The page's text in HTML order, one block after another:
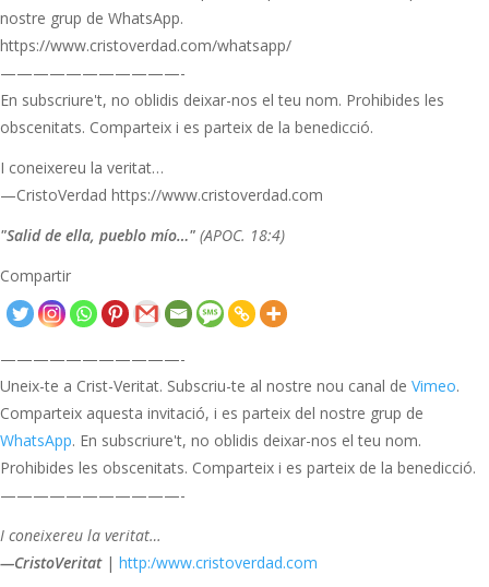
nostre grup de WhatsApp.
https://www.cristoverdad.com/whatsapp/
———————————-
En subscriure't, no oblidis deixar-nos el teu nom. Prohibides les
obscenitats. Comparteix i es parteix de la benedicció.
I coneixereu la veritat…
—CristoVerdad https://www.cristoverdad.com
"Salid de ella, pueblo mío…" (APOC. 18:4)
Compartir
———————————-
Uneix-te a Crist-Veritat. Subscriu-te al nostre nou canal de Vimeo.
Comparteix aquesta invitació, i es parteix del nostre grup de
WhatsApp. En subscriure't, no oblidis deixar-nos el teu nom.
Prohibides les obscenitats. Comparteix i es parteix de la benedicció.
———————————-
I coneixereu la veritat…
—CristoVeritat | http:/www.cristoverdad.com